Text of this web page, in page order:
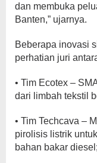
dan membuka
Banten,” ujarnya.
Beberapa inovasi
perhatian juri
• Tim Ecotex –
dari limbah tekstil
• Tim Techcava –
pirolisis listrik
bahan bakar diesel;